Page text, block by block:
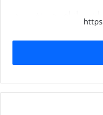
صورتیکه جزو دهک‌های چهارم تا نهم قرار دارند، مبلغ ۳۰۰
واریز خواهد شد.
الکترونیکی
برای ایشان قابل